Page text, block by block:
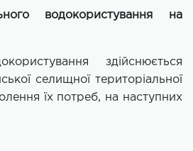
водокористування на
здійснюється
селищної територіальної
їх потреб, на наступних